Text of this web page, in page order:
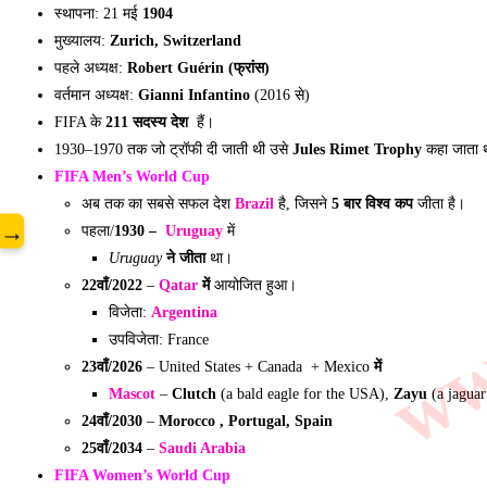
स्थापना: 21 मई 1904
मुख्यालय: Zurich, Switzerland
पहले अध्यक्ष: Robert Guérin (फ्रांस)
वर्तमान अध्यक्ष: Gianni Infantino (2016 से)
FIFAके211 सदस्य देशहैं।
1930–1970 तक जो ट्रॉफी दी जाती थी उसे Jules Rimet Trophy कहा जाता
FIFAMen’s World Cup
अब तक का सबसे सफल देश Brazil है, जिसने 5 बार विश्व कपजीता है।
पहला/1930 – Uruguay में
Uruguayने जीताथा।
22वाँ/2022 – Qatar मेंआयोजित हुआ।
विजेता: Argentina
उपविजेता: France
23वाँ/2026 – United States + Canada + Mexico में
Mascot – Clutch (a bald eagle for the USA), Zayu (a
24वाँ/2030 – Morocco , Portugal, Spain
25वाँ/2034 – Saudi Arabia
FIFAWomen’s World Cup
→